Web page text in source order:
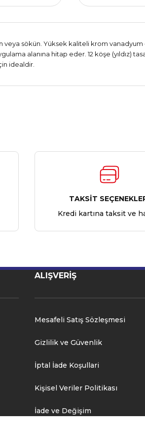
veya sökün. Yüksek kaliteli krom
alanına hitap eder. 12 köşe (yıldız)
idealdir.
Yorum Yaz
Soru Sor
TAKSİT
Kredi kartına taksit ve
ALIŞVERİŞ
Mesafeli Satış Sözleşmesi
Gizlilik ve Güvenlik
İptal İade Koşullari
Kişisel Veriler Politikası
İade ve Değişim